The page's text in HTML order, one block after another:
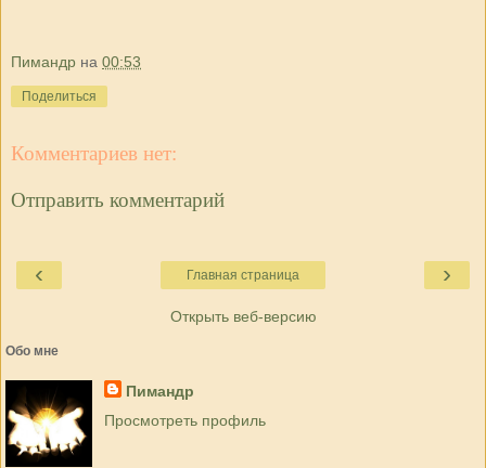
Пимандр на 00:53
Поделиться
Комментариев нет:
Отправить комментарий
‹ ›
Главная страница
Открыть веб-версию
Обо мне
Пимандр
Просмотреть профиль